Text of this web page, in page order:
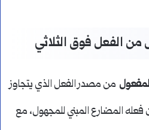
الفعل فوق الثلاثي
من مصدر الفعل الذي يتجاوز
فعله المضارع المبني للمجهول، مع